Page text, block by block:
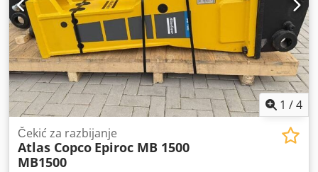
informacije obratite se Ö. Inalkacu.
1 /4
Čekić za razbijanje
Atlas Copco Epiroc MB 1500
MB1500